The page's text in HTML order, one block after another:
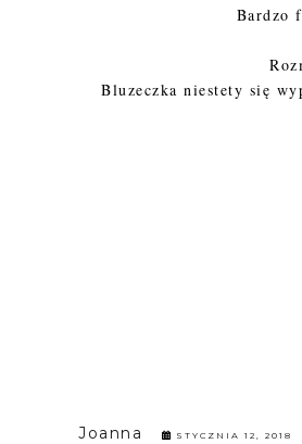
Bardzo
Bluzeczka niestety się
Joanna STYCZNIA 12, 2018